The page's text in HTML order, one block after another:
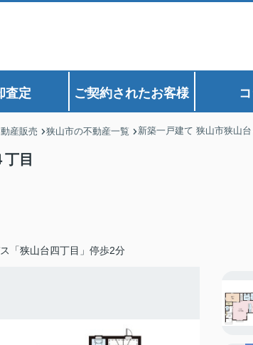
査定 ご契約されたお客様
産販売 狭山市の不動産一覧 新築一戸建て 狭山市狭山台
目
「狭山台四丁目」停歩2分